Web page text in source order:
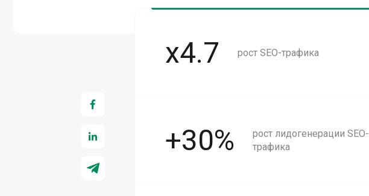
x4.7 рост SEO-трафика
+30%
рост лидогенерации SEO-
трафика